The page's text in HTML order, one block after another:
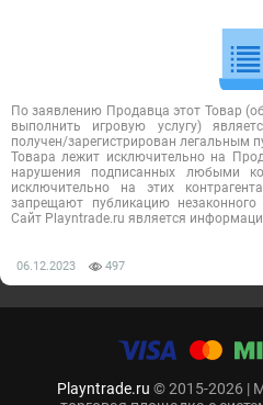
По заявлению Продавца этот Товар
выполнить игровую услугу)
получен/зарегистрирован легальным
Товара лежит исключительно на
нарушения подписанных любыми
исключительно на этих
запрещают публикацию незаконного
Сайт Playntrade.ru является
06.12.2023 497
Playntrade.ru © 2015-2026 |